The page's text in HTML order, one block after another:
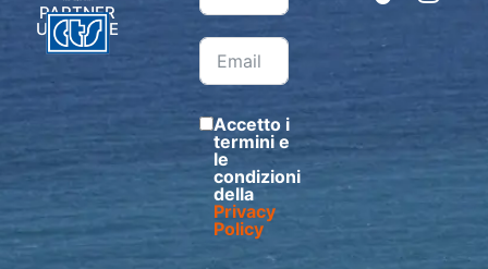
PARTNER
UFFICIALE
Accetto i
termini e
le
condizioni
della
Privacy
Policy